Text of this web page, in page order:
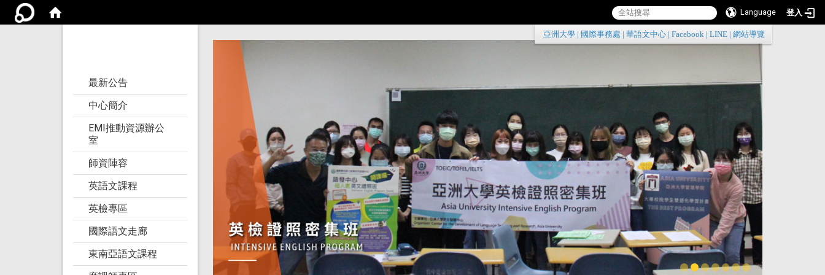
Language 登入
:::
亞洲大學 國際事務處 華語文中心 Facebook LINE 網站導覽
最新公告
中心簡介
EMI推動資源辦公
室
師資陣容
英語文課程
英檢專區
國際語文走廊
東南亞語文課程